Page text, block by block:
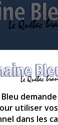
Bleu
utiliser
dans les